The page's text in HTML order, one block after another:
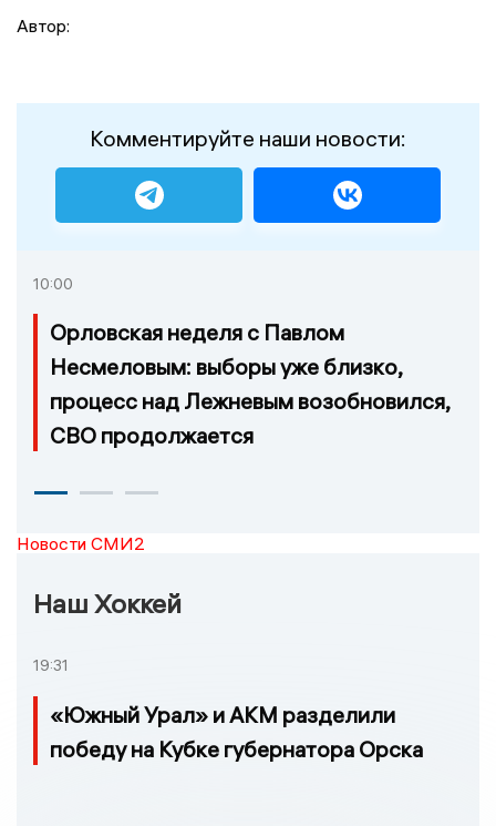
Автор:
Комментируйте наши новости:
10:00
Орловская неделя с Павлом
Несмеловым: выборы уже близко,
процесс над Лежневым возобновился,
СВО продолжается
Новости СМИ2
Наш Хоккей
19:31
«Южный Урал» и АКМ разделили
победу на Кубке губернатора Орска